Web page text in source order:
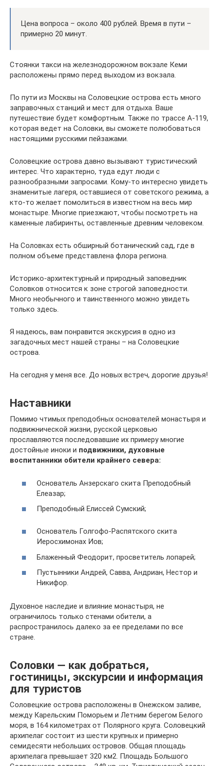
Цена вопроса – около 400 рублей. Время в пути –
примерно 20 минут.
Стоянки такси на железнодорожном вокзале Кеми
расположены прямо перед выходом из вокзала.
По пути из Москвы на Соловецкие острова есть много
заправочных станций и мест для отдыха. Ваше
путешествие будет комфортным. Также по трассе А-119,
которая ведет на Соловки, вы сможете полюбоваться
настоящими русскими пейзажами.
Соловецкие острова давно вызывают туристический
интерес. Что характерно, туда едут люди с
разнообразными запросами. Кому-то интересно увидеть
знаменитые лагеря, оставшиеся от советского режима, а
кто-то желает помолиться в известном на весь мир
монастыре. Многие приезжают, чтобы посмотреть на
каменные лабиринты, оставленные древним человеком.
На Соловках есть обширный ботанический сад, где в
полном объеме представлена флора региона.
Историко-архитектурный и природный заповедник
Соловков относится к зоне строгой заповедности.
Много необычного и таинственного можно увидеть
только здесь.
Я надеюсь, вам понравится экскурсия в одно из
загадочных мест нашей страны – на Соловецкие
острова.
На сегодня у меня все. До новых встреч, дорогие друзья!
Наставники
Помимо чтимых преподобных основателей монастыря и
подвижнической жизни, русской церковью
прославляются последовавшие их примеру многие
достойные иноки и подвижники, духовные
воспитанники обители крайнего севера:
Основатель Анзерскаго скита Преподобный
Елеазар;
Преподобный Елиссей Сумский;
Основатель Голгофо-Распятского скита
Иеросхимонах Иов;
Блаженный Феодорит, просветитель лопарей;
Пустынники Андрей, Савва, Андриан, Нестор и
Никифор.
Духовное наследие и влияние монастыря, не
ограничилось только стенами обители, а
распространилось далеко за ее пределами по все
стране.
Соловки — как добраться,
гостиницы, экскурсии и информация
для туристов
Соловецкие острова расположены в Онежском заливе,
между Карельским Поморьем и Летним берегом Белого
моря, в 164 километрах от Полярного круга. Соловецкий
архипелаг состоит из шести крупных и примерно
семидесяти небольших островов. Общая площадь
архипелага превышает 320 км2. Площадь Большого